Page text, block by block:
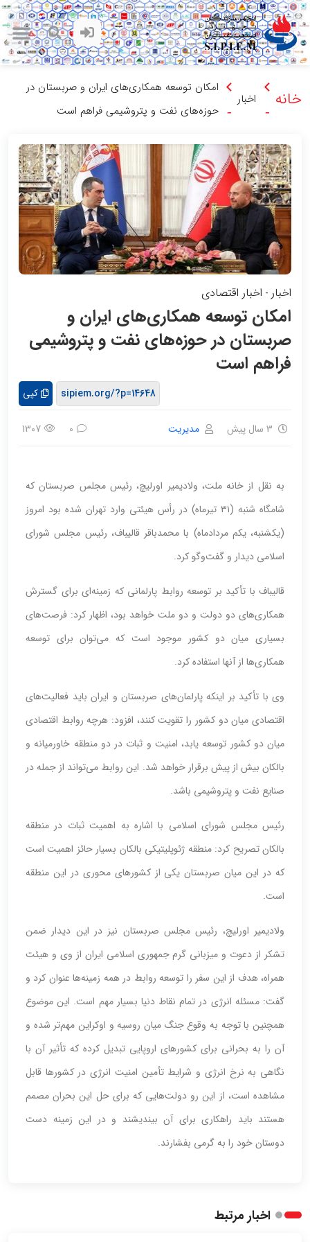
خانه -
اخبار
-
امکان توسعه همکاری‌های ایران و صربستان در
حوزه‌های نفت و پتروشیمی فراهم است
اخبار - اخبار اقتصادی
امکان توسعه همکاری‌های ایران و
صربستان در حوزه‌های نفت و پتروشیمی
فراهم است
کپی
3 سال پیش مدیریت 0
1307
به نقل از خانه ملت، ولادیمیر اورلیچ، رئیس مجلس صربستان که
شامگاه شنبه (۳۱ تیرماه) در رأس هیئتی وارد تهران شده بود امروز
(یکشنبه، یکم مردادماه) با محمدباقر قالیباف، رئیس مجلس شورای
اسلامی دیدار و گفت‌وگو کرد.
قالیباف با تأکید بر توسعه روابط پارلمانی که زمینه‌ای برای گسترش
همکاری‌های دو دولت و دو ملت خواهد بود، اظهار کرد: فرصت‌های
بسیاری میان دو کشور موجود است که می‌توان برای توسعه
همکاری‌ها از آنها استفاده کرد.
وی با تأکید بر اینکه پارلمان‌های صربستان و ایران باید فعالیت‌های
اقتصادی میان دو کشور را تقویت کنند، افزود: هرچه روابط اقتصادی
میان دو کشور توسعه یابد، امنیت و ثبات در دو منطقه خاورمیانه و
بالکان بیش از پیش برقرار خواهد شد. این روابط می‌تواند از جمله در
صنایع نفت و پتروشیمی باشد.
رئیس مجلس شورای اسلامی با اشاره به اهمیت ثبات در منطقه
بالکان تصریح کرد: منطقه ژئوپلیتیکی بالکان بسیار حائز اهمیت است
که در این میان صربستان یکی از کشورهای محوری در این منطقه
است.
ولادیمیر اورلیچ، رئیس مجلس صربستان نیز در این دیدار ضمن
تشکر از دعوت و میزبانی گرم جمهوری اسلامی ایران از وی و هیئت
همراه، هدف از این سفر را توسعه روابط در همه زمینه‌ها عنوان کرد و
گفت: مسئله انرژی در تمام نقاط دنیا بسیار مهم است. این موضوع
همچنین با توجه به وقوع جنگ میان روسیه و اوکراین مهم‌تر شده و
آن را به بحرانی برای کشورهای اروپایی تبدیل کرده که تأثیر آن با
نگاهی به نرخ انرژی و شرایط تأمین امنیت انرژی در کشورها قابل
مشاهده است، از این رو دولت‌هایی که برای حل این بحران مصمم
هستند باید راهکاری برای آن بیندیشند و در این زمینه دست
دوستان خود را به گرمی بفشارند.
اخبار مرتبط